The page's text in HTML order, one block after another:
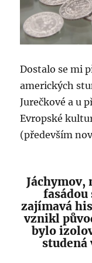
Dostalo se mi
amerických
Jurečkové a u
Evropské
(především
Jáchymov,
fasádou
zajímavá
vznikl
bylo
studená